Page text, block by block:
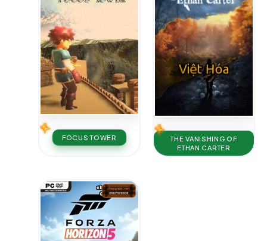
FOCUS TOWER
THE VANISHING OF
ETHAN CARTER